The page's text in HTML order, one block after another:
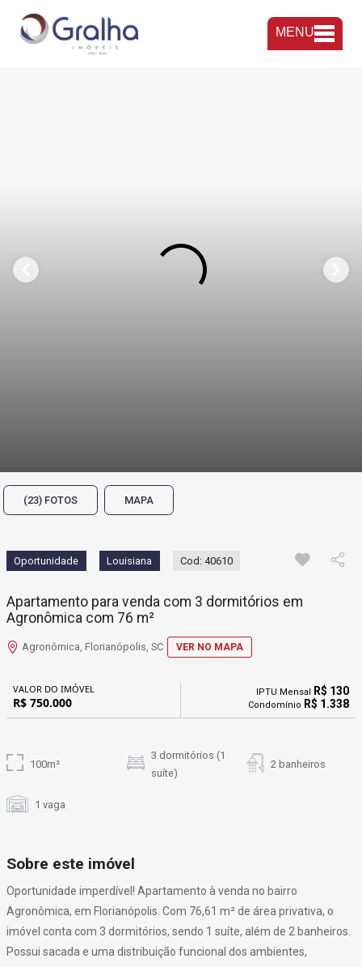
MENU
(23) FOTOS MAPA
Oportunidade Louisiana Cod: 40610
Apartamento para venda com 3 dormitórios em
Agronômica com 76 m²
Agronômica, Florianópolis, SC VER NO MAPA
VALOR DO IMÓVEL
R$ 750.000
IPTU Mensal R$ 130
Condomínio R$ 1.338
100m²
3 dormitórios (1
suíte)
2 banheiros
1 vaga
Sobre este imóvel
Oportunidade imperdível! Apartamento à venda no bairro
Agronômica, em Florianópolis. Com 76,61 m² de área privativa, o
imóvel conta com 3 dormitórios, sendo 1 suíte, além de 2 banheiros.
Possui sacada e uma distribuição funcional dos ambientes,